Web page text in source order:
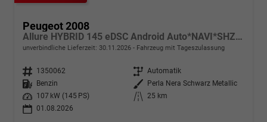
Peugeot 2008
Allure HYBRID 145 eDSC Android Auto*NAVI*SHZ*Keyless*ACC*360°*Totwinkel*Klimaauto
unverbindliche Lieferzeit: 30.11.2026 Fahrzeug mit Tageszulassung
Fahrzeugnr. 1350062 Getriebe Automatik
Kraftstoff
Benzin Außenfarbe
Perla Nera Schwarz Metallic
Leistung
107 kW (145 PS) Kilometerstand
25 km
01.08.2026